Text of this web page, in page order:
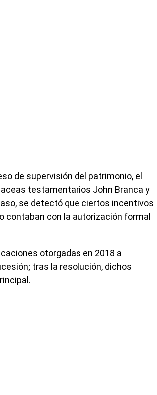
de supervisión del patrimonio, el
testamentarios John Branca y
se detectó que ciertos incentivos
contaban con la autorización formal
otorgadas en 2018 a
tras la resolución, dichos